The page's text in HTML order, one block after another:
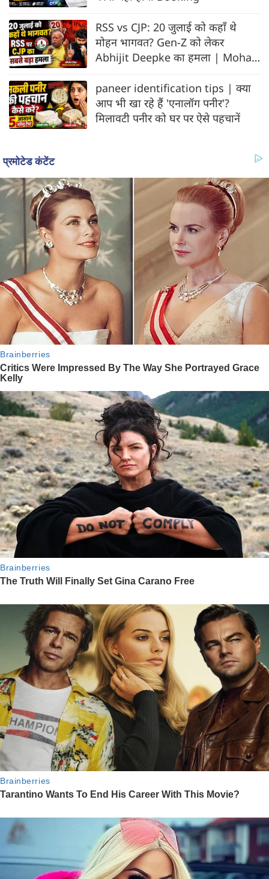
RSS vs CJP: 20 जुलाई को कहाँ थे
मोहन भागवत? Gen-Z को लेकर
Abhijit Deepke का हमला | Mohan
paneer identification tips | क्या
आप भी खा रहे हैं 'एनालॉग पनीर'?
मिलावटी पनीर को घर पर ऐसे पहचानें